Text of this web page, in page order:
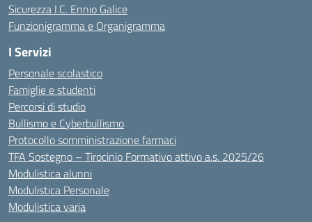
Sicurezza I.C. Ennio Galice
Funzionigramma e Organigramma
I Servizi
Personale scolastico
Famiglie e studenti
Percorsi di studio
Bullismo e Cyberbullismo
Protocollo somministrazione farmaci
TFA Sostegno – Tirocinio Formativo attivo a.s. 2025/26
Modulistica alunni
Modulistica Personale
Modulistica varia